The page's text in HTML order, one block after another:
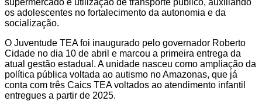
supermercado e utilização de transporte público, auxiliando
os adolescentes no fortalecimento da autonomia e da
socialização.
O Juventude TEA foi inaugurado pelo governador Roberto
Cidade no dia 10 de abril e marcou a primeira entrega da
atual gestão estadual. A unidade nasceu como ampliação da
política pública voltada ao autismo no Amazonas, que já
conta com três Caics TEA voltados ao atendimento infantil
entregues a partir de 2025.